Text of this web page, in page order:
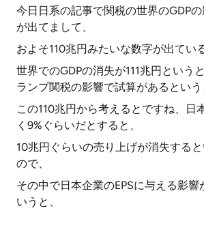
今日日系の記事で関税の世界のGDP
が出てまして、
およそ110兆円みたいな数字が出てい
世界でのGDPの消失が111兆円という
ランプ関税の影響で試算があるという
この110兆円から考えるとですね、日
く9%ぐらいだとすると、
10兆円ぐらいの売り上げが消失する
ので、
その中で日本企業のEPSに与える影響
いうと、